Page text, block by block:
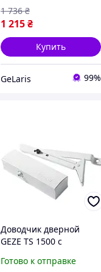
1 215 ₴
1 736 ₴
Купить
GeLaris 99%
Доводчик дверной
GEZE TS 1500 с
Готово к отправке